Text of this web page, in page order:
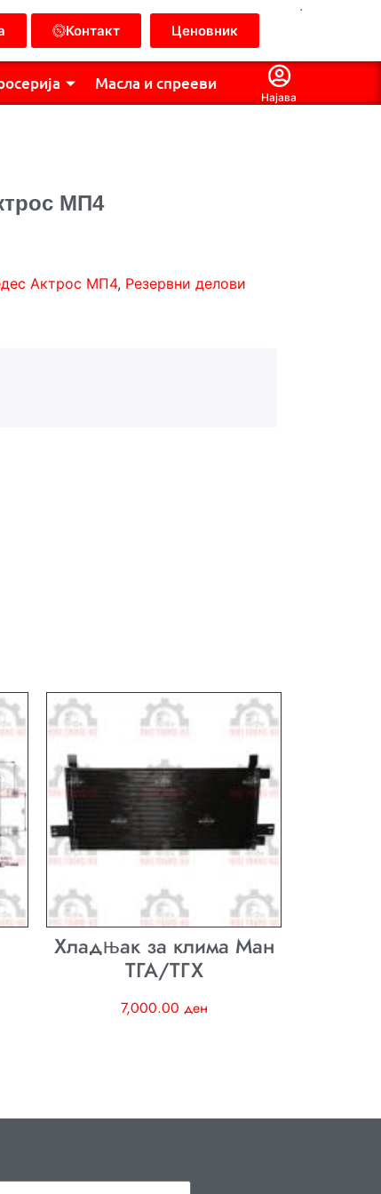
Контакт Ценовник
.
Масла и спрееви
Најава
МП4
Актрос МП4, Резервни делови
Хладњак за клима Ман
ТГА/ТГХ
7,000.00 ден